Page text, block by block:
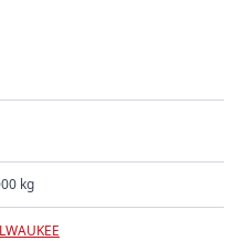
kg